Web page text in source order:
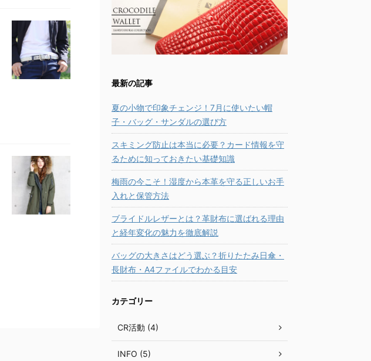
最新の記事
夏の小物で印象チェンジ！7月に使いたい帽
子・バッグ・サンダルの選び方
スキミング防止は本当に必要？カード情報を守
るために知っておきたい基礎知識
梅雨の今こそ！湿度から本革を守る正しいお手
入れと保管方法
ブライドルレザーとは？革財布に選ばれる理由
と経年変化の魅力を徹底解説
バッグの大きさはどう選ぶ？折りたたみ日傘・
長財布・A4ファイルでわかる目安
カテゴリー
CR活動 (4)
INFO (5)